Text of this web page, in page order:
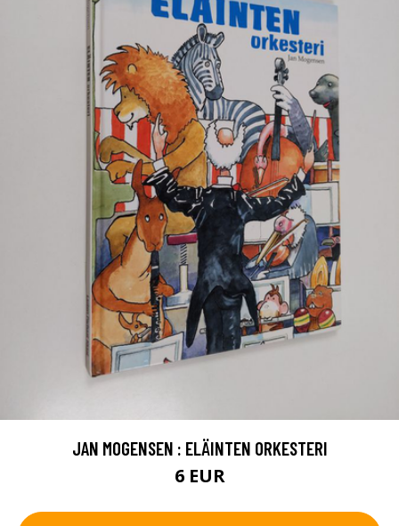
JAN MOGENSEN : ELÄINTEN ORKESTERI
6 EUR